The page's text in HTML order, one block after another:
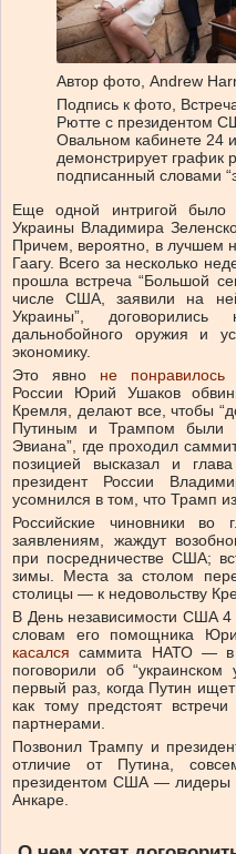
Автор фото, Andrew
Подпись к фото,
Рютте с президентом
Овальном кабинете 24
демонстрирует график
подписанный словами
Еще одной интригой было
Украины Владимира
Причем, вероятно, в лучшем
Гаагу. Всего за несколько
прошла встреча “Большой
числе США, заявили на
Украины”,
дальнобойного оружия и
экономику.
Это явно не понравилось
России Юрий Ушаков
Кремля, делают все, чтобы
Путиным и Трампом были
Эвиана”, где проходил
позицией высказал и
президент России
усомнился в том, что Трамп
Российские чиновники
заявлениям, жаждут
при посредничестве США;
зимы. Места за столом
столицы — к недовольству
В День независимости США
словам его помощника
касался саммита НАТО — в
поговорили об
первый раз, когда Путин
как тому предстоят
партнерами.
Позвонил Трампу и
отличие от Путина,
президентом США — лидеры
Анкаре.